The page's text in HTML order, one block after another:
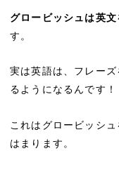
グロービッシュは英
す。
実は英語は、フレー
るようになるんです！
これはグロービッシ
はまります。